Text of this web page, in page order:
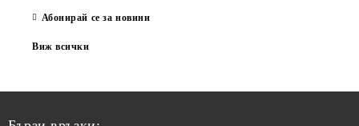
Абонирай се за новини
Виж всички